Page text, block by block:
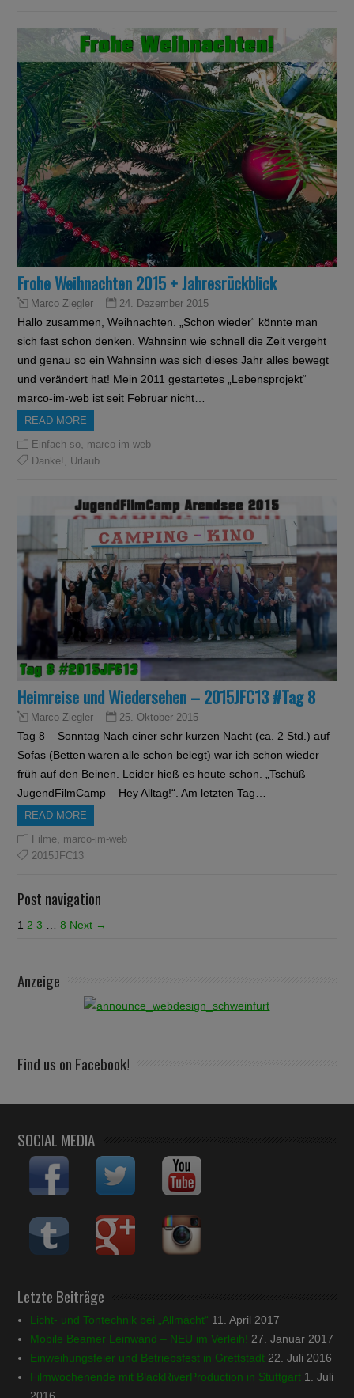
Frohe Weihnachten 2015 + Jahresrückblick
Marco Ziegler 24. Dezember 2015
Hallo zusammen, Weihnachten. „Schon wieder“ könnte man
sich fast schon denken. Wahnsinn wie schnell die Zeit vergeht
und genau so ein Wahnsinn was sich dieses Jahr alles bewegt
und verändert hat! Mein 2011 gestartetes „Lebensprojekt“
marco-im-web ist seit Februar nicht…
READ MORE
Einfach so marco-im-web
Danke!
Urlaub
Heimreise und Wiedersehen – 2015JFC13 #Tag 8
Marco Ziegler 25. Oktober 2015
Tag 8 – Sonntag Nach einer sehr kurzen Nacht (ca. 2 Std.) auf
Sofas (Betten waren alle schon belegt) war ich schon wieder
früh auf den Beinen. Leider hieß es heute schon. „Tschüß
JugendFilmCamp – Hey Alltag!“. Am letzten Tag…
READ MORE
Filme, marco-im-web
2015JFC13
Post navigation
1 2 3 … 8 Next →
Anzeige
Find us on Facebook!
SOCIAL MEDIA
Letzte Beiträge
Licht- und Tontechnik bei „Allmächt“ 11. April 2017
Mobile Beamer Leinwand – NEU im Verleih! 27. Januar 2017
Einweihungsfeier und Betriebsfest in Grettstadt 22. Juli 2016
Filmwochenende mit BlackRiverProduction in Stuttgart 1. Juli